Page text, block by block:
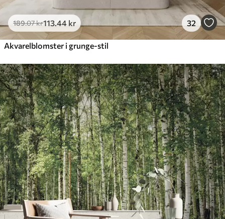
189.07kr113 .44 kr 32
Akvarelblomster i grunge-stil